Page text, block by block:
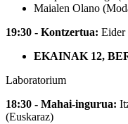
Maialen Olano
19:30 - Kontzertua: Eider
EKAINAK 12,
Laboratorium
18:30 - Mahai-ingurua:
(Euskaraz)